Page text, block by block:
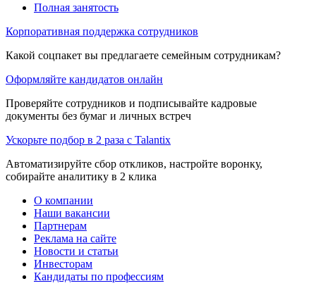
Полная занятость
Корпоративная поддержка сотрудников
Какой соцпакет вы предлагаете семейным сотрудникам?
Оформляйте кандидатов онлайн
Проверяйте сотрудников и подписывайте кадровые
документы без бумаг и личных встреч
Ускорьте подбор в 2 раза с Talantix
Автоматизируйте сбор откликов, настройте воронку,
собирайте аналитику в 2 клика
О компании
Наши вакансии
Партнерам
Реклама на сайте
Новости и статьи
Инвесторам
Кандидаты по профессиям